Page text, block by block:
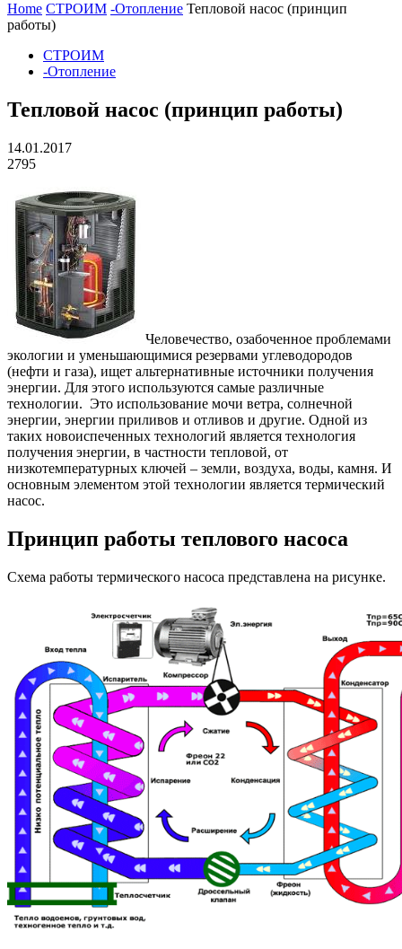
Home СТРОИМ -Отопление Тепловой насос (принцип
работы)
СТРОИМ
-Отопление
Тепловой насос (принцип работы)
14.01.2017
2795
Человечество, озабоченное проблемами
экологии и уменьшающимися резервами углеводородов
(нефти и газа), ищет альтернативные источники получения
энергии. Для этого используются самые различные
технологии. Это использование мочи ветра, солнечной
энергии, энергии приливов и отливов и другие. Одной из
таких новоиспеченных технологий является технология
получения энергии, в частности тепловой, от
низкотемпературных ключей – земли, воздуха, воды, камня. И
основным элементом этой технологии является термический
насос.
Принцип работы теплового насоса
Схема работы термического насоса представлена на рисунке.